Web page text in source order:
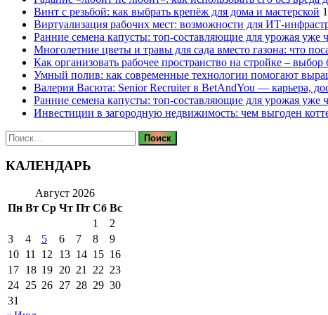
Винт с резьбой: как выбрать крепёж для дома и мастерской
Виртуализация рабочих мест: возможности для ИТ-
Ранние семена капусты: топ‑составляющие для урожая уже
Многолетние цветы и травы для сада вместо газона: что
Как организовать рабочее пространство на стройке – выбор
Умный полив: как современные технологии помогают
Валерия Васюта: Senior Recruiter в BetAndYou — карьера,
Ранние семена капусты: топ‑составляющие для урожая уже
Инвестиции в загородную недвижимость: чем выгоден
Найти:
КАЛЕНДАРЬ
Август 2026
Пн Вт Ср Чт Пт Сб Вс
1
2
3
4 5 6 7 8
9
10 11 12 13 14 15 16
17 18 19 20 21 22 23
24 25 26 27 28 29 30
31